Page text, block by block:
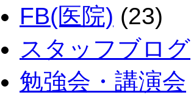
FB(医院) (23)
スタッフブログ
勉強会・講演会